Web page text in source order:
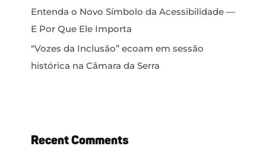
Entenda o Novo Símbolo da Acessibilidade —
E Por Que Ele Importa
“Vozes da Inclusão” ecoam em sessão
histórica na Câmara da Serra
Recent Comments